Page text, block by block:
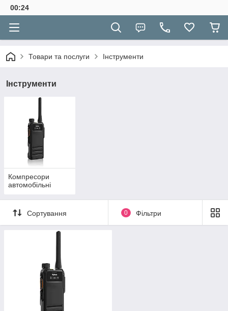
00:24
Товари та послуги Інструменти
Інструменти
Компресори
автомобільні
Сортування 0 Фільтри